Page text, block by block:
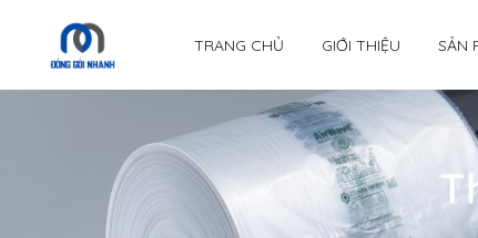
TRANG CHỦ GIỚI THIỆU SẢN